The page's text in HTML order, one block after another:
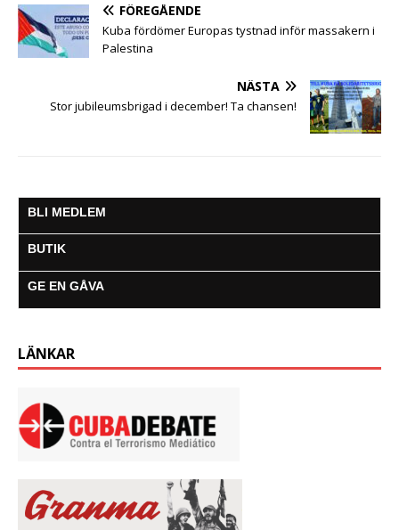
o
k
r
p
p
g
e
m
FÖREGÅENDE
Kuba fördömer Europas tystnad inför massakern i
Palestina
NÄSTA
Stor jubileumsbrigad i december! Ta chansen!
BLI MEDLEM
BUTIK
GE EN GÅVA
LÄNKAR